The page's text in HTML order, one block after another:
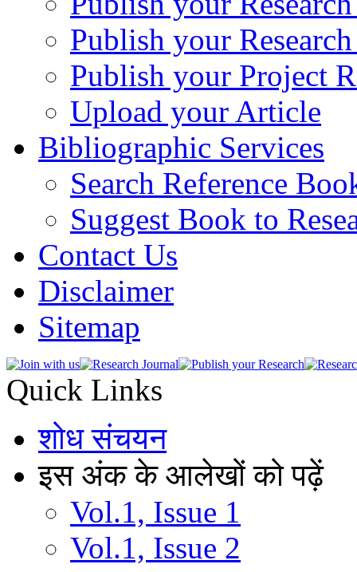
Publish your
Publish your Project
Upload your Article
Bibliographic Services
Search Reference
Suggest Book to
Contact Us
Disclaimer
Sitemap
Quick Links
शोध संचयन
इस अंक के आलेखों को पढ़ें
Vol.1, Issue 1
Vol.1, Issue 2